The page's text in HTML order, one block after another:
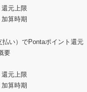
元上限
算時期
払い）でPontaポイント還元
要
元上限
算時期